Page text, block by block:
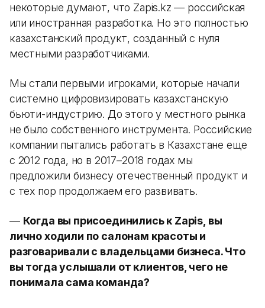
некоторые думают, что Zapis.kz — российская
или иностранная разработка. Но это полностью
казахстанский продукт, созданный с нуля
местными разработчиками.
Мы стали первыми игроками, которые начали
системно цифровизировать казахстанскую
бьюти-индустрию. До этого у местного рынка
не было собственного инструмента. Российские
компании пытались работать в Казахстане еще
с 2012 года, но в 2017–2018 годах мы
предложили бизнесу отечественный продукт и
с тех пор продолжаем его развивать.
— Когда вы присоединились к Zapis, вы
лично ходили по салонам красоты и
разговаривали с владельцами бизнеса. Что
вы тогда услышали от клиентов, чего не
понимала сама команда?